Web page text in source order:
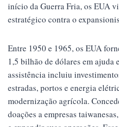
início da Guerra Fria, os EUA
estratégico contra o
Entre 1950 e 1965, os EUA
1,5 bilhão de dólares em ajuda
assistência incluiu
estradas, portos e energia
modernização agrícola.
doações a empresas